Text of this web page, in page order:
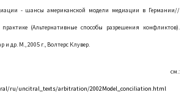
- шансы американской модели медиации в Германии//
(Альтернативные способы разрешения конфликтов).
и др. М., 2005 г., Волтерс Клувер.
см.:
/ru/uncitral texts/arbitration/2002Model conciliation html